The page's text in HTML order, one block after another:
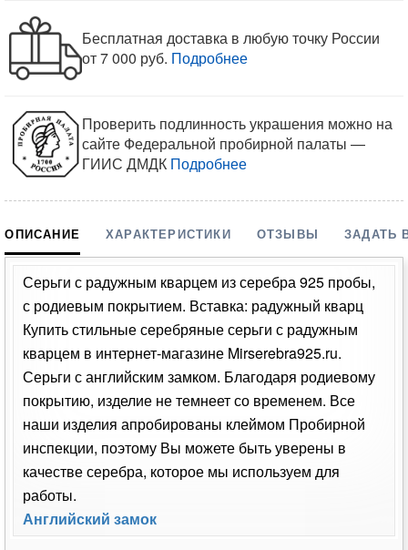
Бесплатная доставка в любую точку России
от 7 000 руб. Подробнее
Проверить подлинность украшения можно на
сайте Федеральной пробирной палаты —
ГИИС ДМДК Подробнее
ОПИСАНИЕ ХАРАКТЕРИСТИКИ ОТЗЫВЫ ЗАДАТЬ
Серьги с радужным кварцем из серебра 925 пробы,
с родиевым покрытием. Вставка: радужный кварц
Купить стильные серебряные серьги с радужным
кварцем в интернет-магазине Mirserebra925.ru.
Серьги с английским замком. Благодаря родиевому
покрытию, изделие не темнеет со временем. Все
наши изделия апробированы клеймом Пробирной
инспекции, поэтому Вы можете быть уверены в
качестве серебра, которое мы используем для
работы.
Английский замок